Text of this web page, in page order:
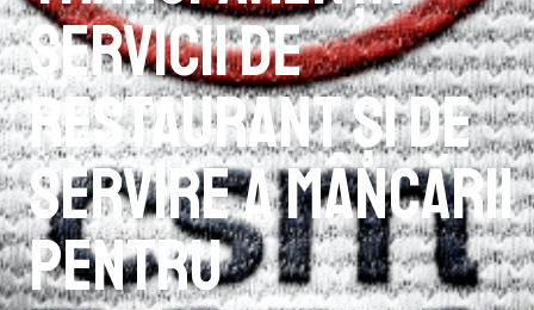
Servicii de
restaurant şi de
servire a mâncării
pentru